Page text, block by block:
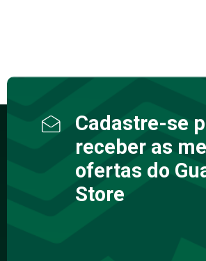
Cadastre-se
receber as
ofertas do
Store